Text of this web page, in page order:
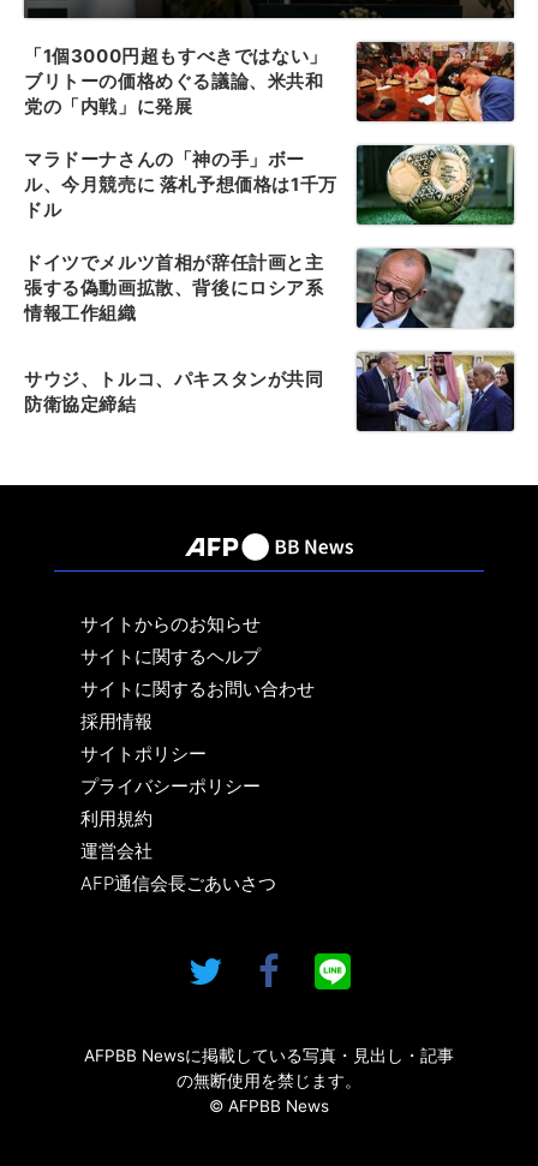
「1個3000円超もすべきではない」
ブリトーの価格めぐる議論、米共和
党の「内戦」に発展
マラドーナさんの「神の手」ボー
ル、今月競売に 落札予想価格は1千万
ドル
ドイツでメルツ首相が辞任計画と主
張する偽動画拡散、背後にロシア系
情報工作組織
サウジ、トルコ、パキスタンが共同
防衛協定締結
サイトからのお知らせ
サイトに関するヘルプ
サイトに関するお問い合わせ
採用情報
サイトポリシー
プライバシーポリシー
利用規約
運営会社
AFP通信会長ごあいさつ
AFPBB Newsに掲載している写真・見出し・記事
の無断使用を禁じます。
© AFPBB News